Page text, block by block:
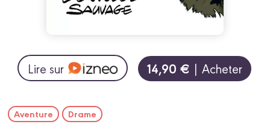
Lire sur 14,90 € | Acheter
Aventure Drame